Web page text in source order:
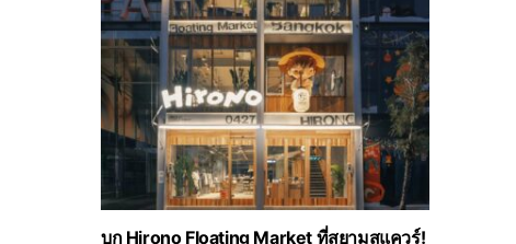
บุก Hirono Floating Market ที่สยามสแควร์!